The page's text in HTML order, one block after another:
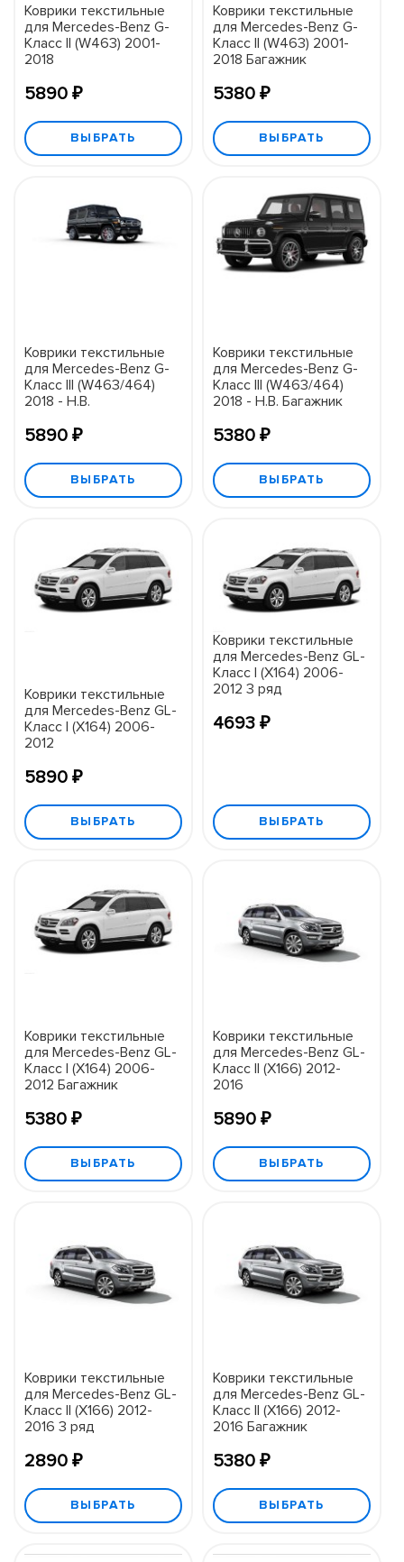
Коврики текстильные
для Mercedes-Benz G-
Класс II (W463) 2001-
2018
5890 ₽
ВЫБРАТЬ
Коврики текстильные
для Mercedes-Benz G-
Класс II (W463) 2001-
2018 Багажник
5380 ₽
ВЫБРАТЬ
Коврики текстильные
для Mercedes-Benz G-
Класс III (W463/464)
2018 - Н.В.
5890 ₽
ВЫБРАТЬ
Коврики текстильные
для Mercedes-Benz G-
Класс III (W463/464)
2018 - Н.В. Багажник
5380 ₽
ВЫБРАТЬ
Коврики текстильные
для Mercedes-Benz GL-
Класс I (X164) 2006-
2012
5890 ₽
ВЫБРАТЬ
Коврики текстильные
для Mercedes-Benz GL-
Класс I (X164) 2006-
2012 3 ряд
4693 ₽
ВЫБРАТЬ
Коврики текстильные
для Mercedes-Benz GL-
Класс I (X164) 2006-
2012 Багажник
5380 ₽
ВЫБРАТЬ
Коврики текстильные
для Mercedes-Benz GL-
Класс II (X166) 2012-
2016
5890 ₽
ВЫБРАТЬ
Коврики текстильные
для Mercedes-Benz GL-
Класс II (X166) 2012-
2016 3 ряд
2890 ₽
ВЫБРАТЬ
Коврики текстильные
для Mercedes-Benz GL-
Класс II (X166) 2012-
2016 Багажник
5380 ₽
ВЫБРАТЬ